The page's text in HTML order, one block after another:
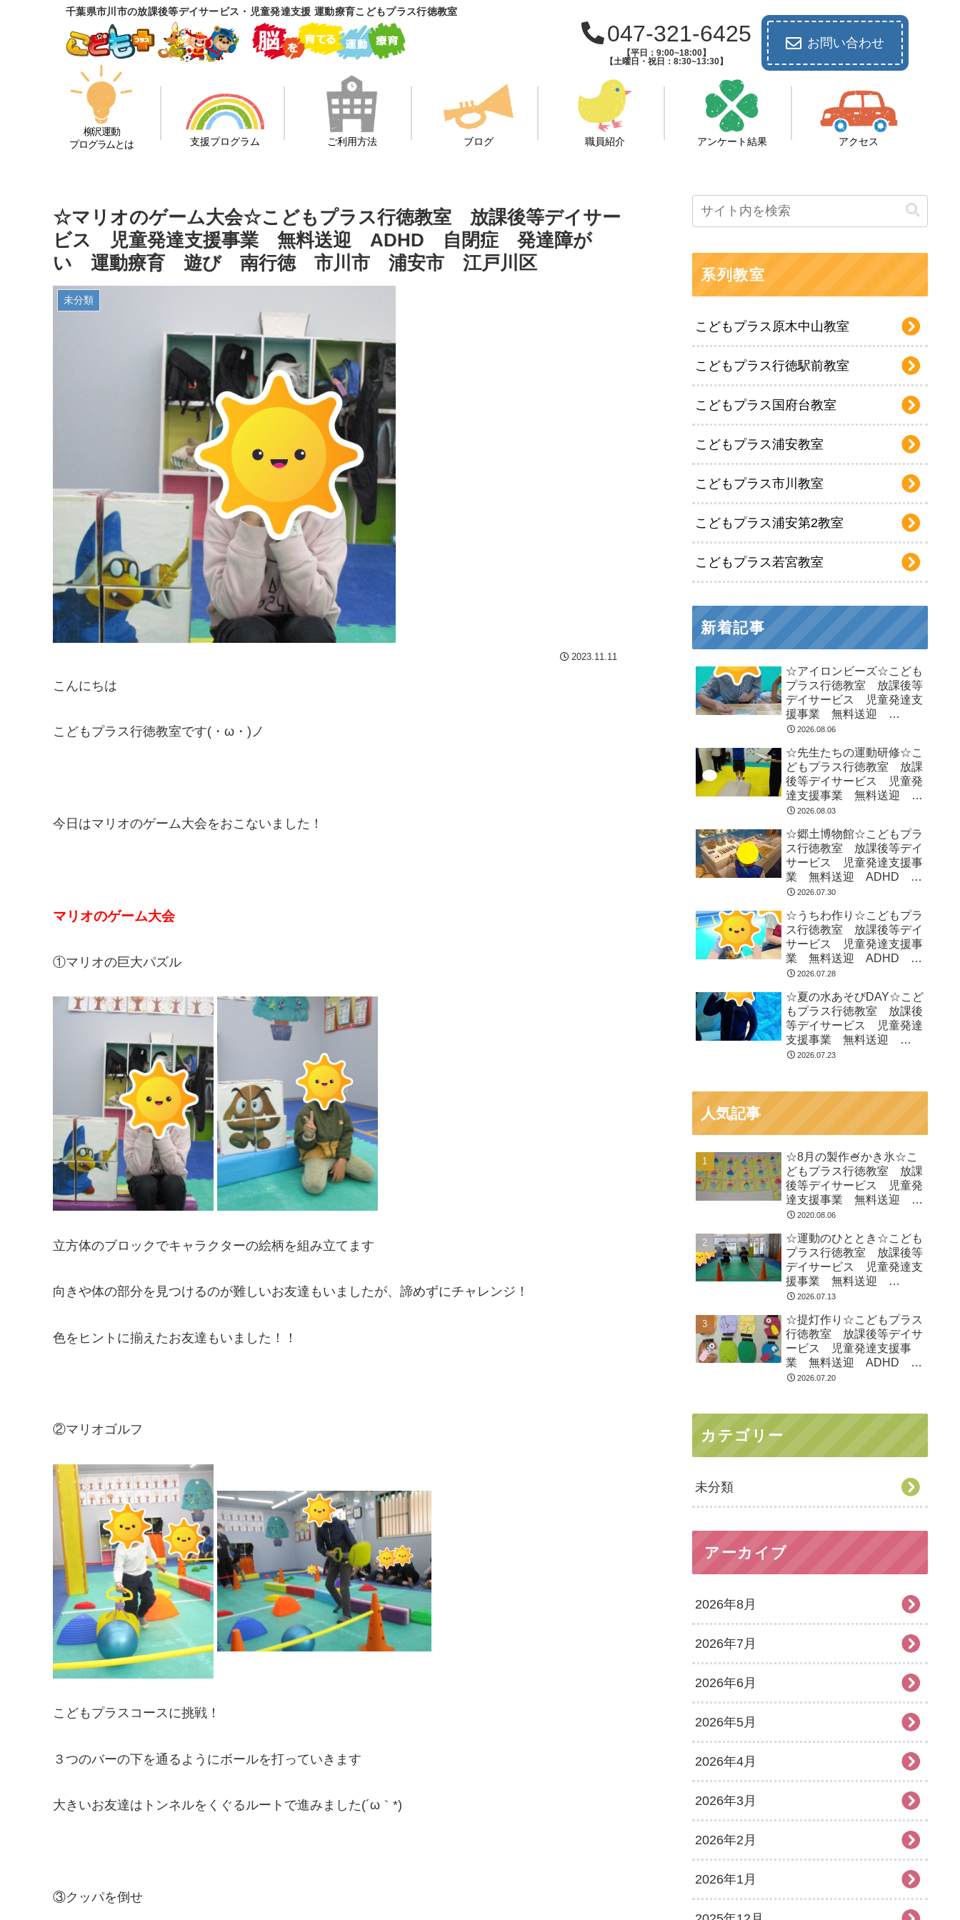
千葉県市川市の放課後等デイサービス・児童発達支援 運動療育こどもプラス行徳教室
047-321-6425
【平日：9:00~18:00】
【土曜日・祝日：8:30~13:30】
お問い合わせ
柳沢運動
プログラムとは
支援プログラム ご利用方法 ブログ 職員紹介 アンケート結果 アクセス
☆マリオのゲーム大会☆こどもプラス行徳教室 放課後等デイサー
ビス 児童発達支援事業 無料送迎 ADHD 自閉症 発達障が
い 運動療育 遊び 南行徳 市川市 浦安市 江戸川区
未分類
2023.11.11
こんにちは
こどもプラス行徳教室です(・ω・)ノ
今日はマリオのゲーム大会をおこないました！
マリオのゲーム大会
①マリオの巨大パズル
立方体のブロックでキャラクターの絵柄を組み立てます
向きや体の部分を見つけるのが難しいお友達もいましたが、諦めずにチャレンジ！
色をヒントに揃えたお友達もいました！！
②マリオゴルフ
こどもプラスコースに挑戦！
３つのバーの下を通るようにボールを打っていきます
大きいお友達はトンネルをくぐるルートで進みました(´ω｀*)
③クッパを倒せ
系列教室
こどもプラス原木中山教室
こどもプラス行徳駅前教室
こどもプラス国府台教室
こどもプラス浦安教室
こどもプラス市川教室
こどもプラス浦安第2教室
こどもプラス若宮教室
新着記事
☆アイロンビーズ☆こども
プラス行徳教室 放課後等
デイサービス 児童発達支
援事業 無料送迎
ADHD 自閉症 発達障が
徳 市川市 浦安市
2026.08.06
☆先生たちの運動研修☆こ
どもプラス行徳教室 放課
後等デイサービス 児童発
達支援事業 無料送迎
ADHD 自閉症 発達障が
徳 市川市 浦安市
2026.08.03
☆郷土博物館☆こどもプラ
ス行徳教室 放課後等デイ
サービス 児童発達支援事
業 無料送迎 ADHD 自
閉症 発達障がい 運動療
市 浦安市
2026.07.30
☆うちわ作り☆こどもプラ
ス行徳教室 放課後等デイ
サービス 児童発達支援事
業 無料送迎 ADHD 自
閉症 発達障がい 運動療
市 浦安市
2026.07.28
☆夏の水あそびDAY☆こど
もプラス行徳教室 放課後
等デイサービス 児童発達
支援事業 無料送迎
ADHD 自閉症 発達障が
2026.07.23
人気記事
☆8月の製作🍧かき氷☆こ
どもプラス行徳教室 放課
後等デイサービス 児童発
達支援事業 無料送迎
ADHD 自閉症 発達障が
徳 市川市 浦安市
2020.08.06
☆運動のひととき☆こども
プラス行徳教室 放課後等
デイサービス 児童発達支
援事業 無料送迎
ADHD 自閉症 発達障が
徳 市川市 浦安市
2026.07.13
☆提灯作り☆こどもプラス
行徳教室 放課後等デイサ
ービス 児童発達支援事
業 無料送迎 ADHD 自
閉症 発達障がい 運動療
2026.07.20
カテゴリー
未分類
アーカイブ
2026年8月
2026年7月
2026年6月
2026年5月
2026年4月
2026年3月
2026年2月
2026年1月